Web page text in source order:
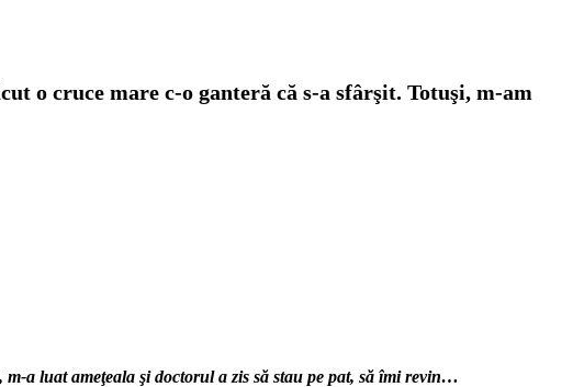
o cruce mare c-o ganteră că s-a sfârşit. Totuşi, m-am
a luat ameţeala şi doctorul a zis să stau pe pat, să îmi revin…